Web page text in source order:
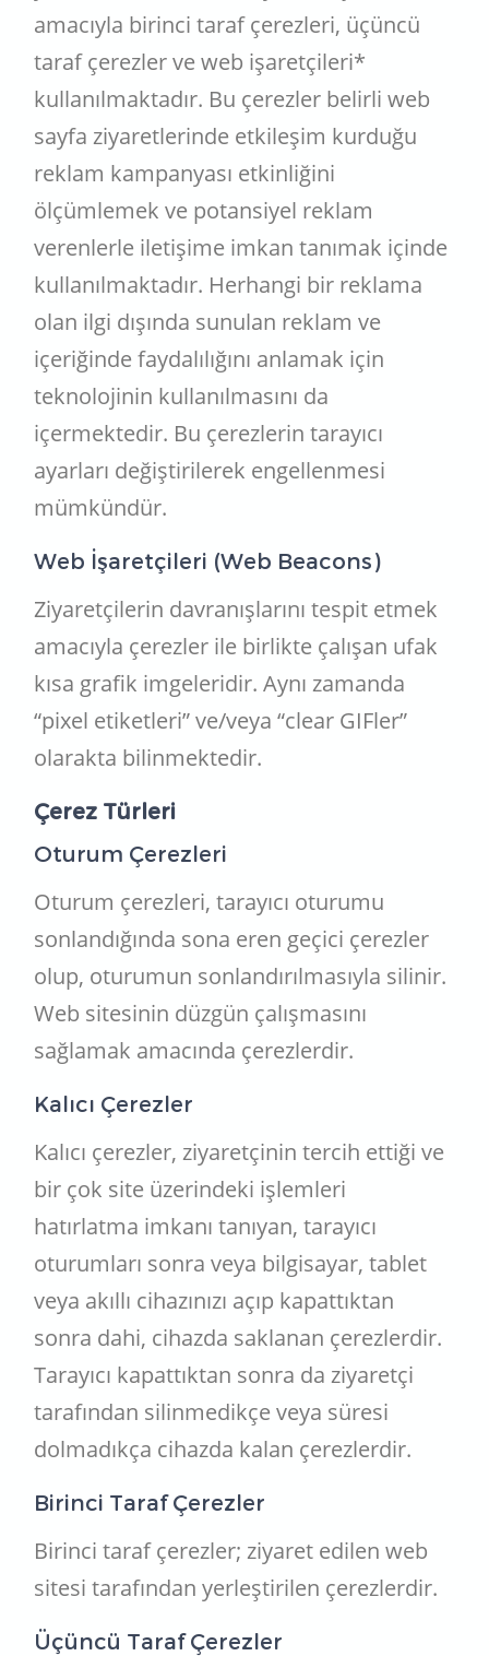
amacıyla birinci taraf çerezleri, üçüncü
taraf çerezler ve web işaretçileri*
kullanılmaktadır. Bu çerezler belirli web
sayfa ziyaretlerinde etkileşim kurduğu
reklam kampanyası etkinliğini
ölçümlemek ve potansiyel reklam
verenlerle iletişime imkan tanımak içinde
kullanılmaktadır. Herhangi bir reklama
olan ilgi dışında sunulan reklam ve
içeriğinde faydalılığını anlamak için
teknolojinin kullanılmasını da
içermektedir. Bu çerezlerin tarayıcı
ayarları değiştirilerek engellenmesi
mümkündür.
Web İşaretçileri (Web Beacons)
Ziyaretçilerin davranışlarını tespit etmek
amacıyla çerezler ile birlikte çalışan ufak
kısa grafik imgeleridir. Aynı zamanda
“pixel etiketleri” ve/veya “clear GIFler”
olarakta bilinmektedir.
Çerez Türleri
Oturum Çerezleri
Oturum çerezleri, tarayıcı oturumu
sonlandığında sona eren geçici çerezler
olup, oturumun sonlandırılmasıyla silinir.
Web sitesinin düzgün çalışmasını
sağlamak amacında çerezlerdir.
Kalıcı Çerezler
Kalıcı çerezler, ziyaretçinin tercih ettiği ve
bir çok site üzerindeki işlemleri
hatırlatma imkanı tanıyan, tarayıcı
oturumları sonra veya bilgisayar, tablet
veya akıllı cihazınızı açıp kapattıktan
sonra dahi, cihazda saklanan çerezlerdir.
Tarayıcı kapattıktan sonra da ziyaretçi
tarafından silinmedikçe veya süresi
dolmadıkça cihazda kalan çerezlerdir.
Birinci Taraf Çerezler
Birinci taraf çerezler; ziyaret edilen web
sitesi tarafından yerleştirilen çerezlerdir.
Üçüncü Taraf Çerezler